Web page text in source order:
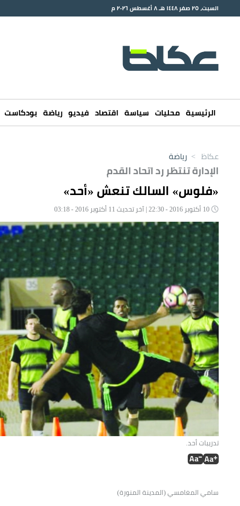
السبت، ٢٥ صفر ١٤٤٨ هـ ٨ أغسطس ٢٠٢٦ م
الرئيسية محليات سياسة اقتصاد فيديو رياضة بودكاست
عكاظ > رياضة
الإدارة تنتظر رد اتحاد القدم
«فلوس» السالك تنعش «أحد»
تدريبات أحد.
سامي المغامسي (المدينة المنورة)